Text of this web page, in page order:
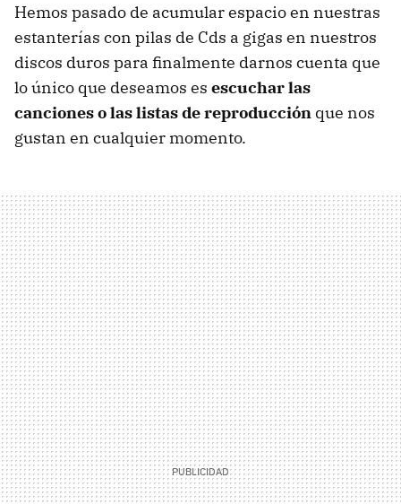
Hemos pasado de acumular espacio en nuestras
estanterías con pilas de Cds a gigas en nuestros
discos duros para finalmente darnos cuenta que
lo único que deseamos es escuchar las
canciones o las listas de reproducción que nos
gustan en cualquier momento.